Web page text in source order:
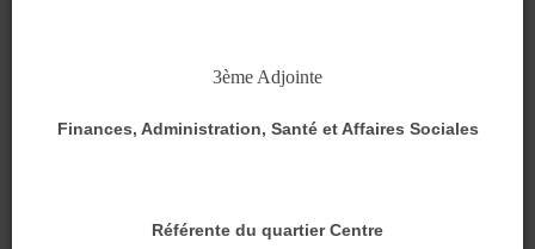
3ème Adjointe
Finances, Administration, Santé et Affaires Sociales
Référente du quartier Centre